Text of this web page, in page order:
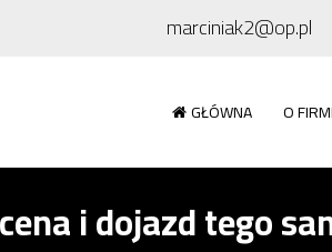
marciniak2@op.pl
GŁÓWNA O
i dojazd tego